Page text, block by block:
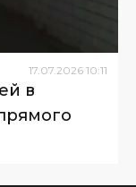
17.07.2026 10:11
в